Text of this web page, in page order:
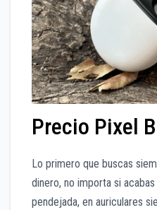
Precio Pixel
Lo primero que buscas
dinero, no importa si
pendejada, en auriculares